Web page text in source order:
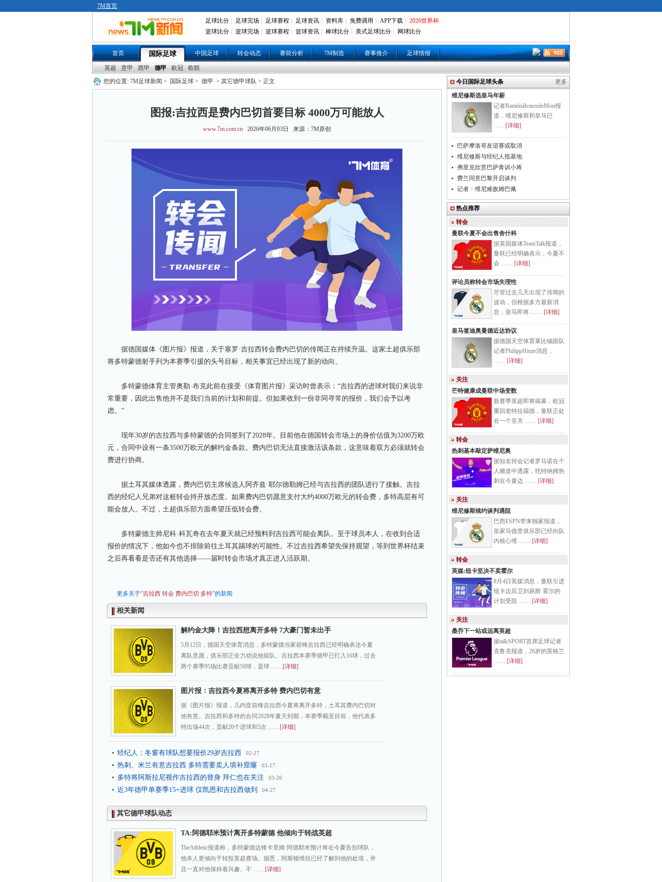
7M首页
足球比分 足球完场 足球赛程 足球资讯 资料库 免费调用 APP下载
2026世界杯
篮球比分
篮球完场 篮球赛程 篮球资讯 棒球比分 美式足球比分 网球比分
首页 国际足球 中国足球 转会动态 赛前分析 7M制造 赛事推介 足球情报
英超 意甲 西甲 德甲 欧冠
欧联
您的位置: 7M足球新闻 > 国际足球 > 德甲 > 其它德甲球队 > 正文
图报:吉拉西是费内巴切首要目标 4000万可能放人
www.7m.com.cn 2026年06月03日 来源：7M原创
据德国媒体《图片报》报道，关于塞罗·吉拉西转会费内巴切的传闻正在持续升温。这家土超俱乐部
将多特蒙德射手列为本赛季引援的头号目标，相关事宜已经出现了新的动向。
多特蒙德体育主管奥勒·布克此前在接受《体育图片报》采访时曾表示：“吉拉西的进球对我们来说非
常重要，因此出售他并不是我们当前的计划和前提。但如果收到一份非同寻常的报价，我们会予以考
虑。”
现年30岁的吉拉西与多特蒙德的合同签到了2028年。目前他在德国转会市场上的身价估值为3200万欧
元，合同中设有一条3500万欧元的解约金条款。费内巴切无法直接激活该条款，这意味着双方必须就转会
费进行协商。
据土耳其媒体透露，费内巴切主席候选人阿齐兹·耶尔德勒姆已经与吉拉西的团队进行了接触。吉拉
西的经纪人兄弟对这桩转会持开放态度。如果费内巴切愿意支付大约4000万欧元的转会费，多特高层有可
能会放人。不过，土超俱乐部方面希望压低转会费。
多特蒙德主帅尼科·科瓦奇在去年夏天就已经预料到吉拉西可能会离队。至于球员本人，在收到合适
报价的情况下，他如今也不排除前往土耳其踢球的可能性。不过吉拉西希望先保持观望，等到世界杯结束
之后再看看是否还有其他选择——届时转会市场才真正进入活跃期。
更多关于"吉拉西 转会 费内巴切 多特"的新闻
相关新闻
解约金大降！吉拉西想离开多特 7大豪门暂未出手
5月12日，德国天空体育消息，多特蒙德当家前锋吉拉西已经明确表达今夏
离队意愿，俱乐部正全力劝说他留队。吉拉西本赛季德甲已打入16球，过去
两个赛季95场比赛贡献59球，是球 ……[详细]
图片报：吉拉西今夏将离开多特 费内巴切有意
据《图片报》报道，几内亚前锋吉拉西今夏将离开多特，土耳其费内巴切对
他有意。吉拉西和多特的合同2028年夏天到期，本赛季截至目前，他代表多
特出场44次，贡献20个进球和5次 ……[详细]
经纪人：冬窗有球队想要报价29岁吉拉西 02-27
热刺、米兰有意吉拉西 多特需要卖人填补窟窿 03-17
多特将阿斯拉尼视作吉拉西的替身 拜仁也在关注 03-26
近3年德甲单赛季15+进球 仅凯恩和吉拉西做到 04-27
其它德甲球队动态
TA:阿德耶米预计离开多特蒙德 他倾向于转战英超
TheAthletic报道称，多特蒙德边锋卡里姆·阿德耶米预计将在今夏告别球队，
他本人更倾向于转投英超赛场。据悉，阿斯顿维拉已经了解到他的处境，并
且一直对他保持着兴趣。不 ……[详细]
今日国际足球头条
更多
维尼修斯选皇马年薪
记者RamónálvarezdeMon报
道，维尼修斯和皇马已
……[详细]
巴萨摩洛哥友谊赛或取消
维尼修斯与经纪人抵基地
弗里克欣赏巴萨青训小将
费兰同意巴黎开启谈判
记者：维尼难敌姆巴佩
热点推荐
转会
曼联今夏不会出售舍什科
据英国媒体TeamTalk报道，
曼联已经明确表示，今夏不
会 …… [详细]
评论员称转会市场失理性
尽管过去几天出现了传闻的
波动，但根据多方最新消
息，皇马即将 …… [详细]
皇马签迪奥曼德近达协议
据德国天空体育莱比锡跟队
记者PhilippHinze消息，
…… [详细]
关注
芒特健康成曼联中场变数
新赛季英超即将揭幕，欧冠
重回老特拉福德，曼联正处
在一个至关 …… [详细]
转会
热刺基本敲定萨维尼奥
据知名转会记者罗马诺在个
人频道中透露，托特纳姆热
刺在今夏边 …… [详细]
关注
维尼修斯续约谈判遇阻
巴西ESPN带来独家报道，
皇家马德里俱乐部已经向队
内核心维 …… [详细]
转会
英媒:纽卡坚决不卖霍尔
8月4日英媒消息，曼联引进
纽卡边后卫刘易斯·霍尔的
计划受阻 …… [详细]
关注
桑乔下一站或远离英超
据talkSPORT首席足球记者
克鲁克报道，26岁的英格兰
…… [详细]